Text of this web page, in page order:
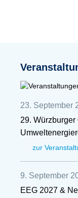
23. September
29.
zur
9. September
EEG 2027 &